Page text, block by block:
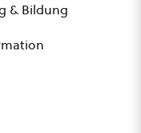
& Bildung